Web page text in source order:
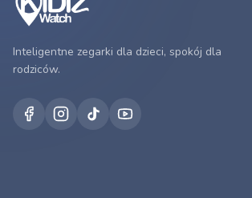
Inteligentne zegarki dla dzieci, spokój dla
rodziców.